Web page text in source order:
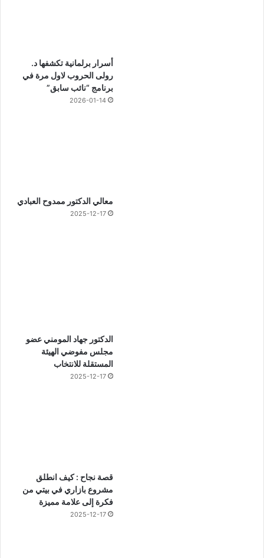
أسرار برلمانية تكشفها د.
رولى الحروب لاول مرة في
برنامج “نائب سابق”
2026-01-14
معالي الدكتور ممدوح العبادي
2025-12-17
الدكتور جهاد المومني عضو
مجلس مفوضي الهيئة
المستقلة للانتخاب
2025-12-17
قصة نجاح : كيف انطلق
مشروع بازاري في بيتي من
فكرة إلى علامة مميزة
2025-12-17